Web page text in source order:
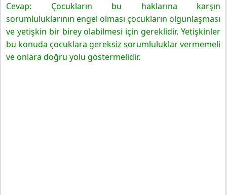
Cevap: Çocukların bu haklarına karşın
sorumluluklarının engel olması çocukların olgunlaşması
ve yetişkin bir birey olabilmesi için gereklidir. Yetişkinler
bu konuda çocuklara gereksiz sorumluluklar vermemeli
ve onlara doğru yolu göstermelidir.